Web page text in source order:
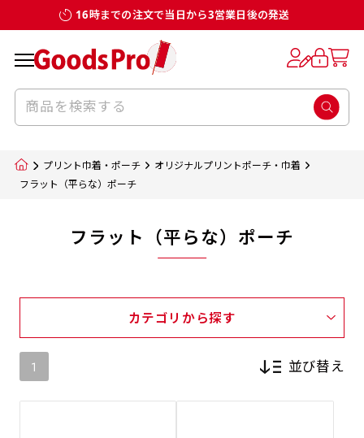
16時までの注文で当日から3営業日後の発送
プリント巾着・ポーチ
オリジナルプリントポーチ・巾着
フラット（平らな）ポーチ
フラット（平らな）ポーチ
カテゴリから探す
1 並び替え